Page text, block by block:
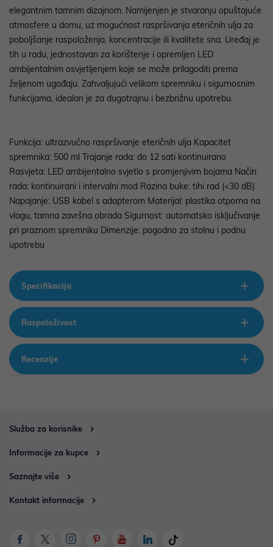
elegantnim tamnim dizajnom. Namijenjen je stvaranju opuštajuće
atmosfere u domu, uz mogućnost raspršivanja eteričnih ulja za
poboljšanje raspoloženja, koncentracije ili kvalitete sna. Uređaj je
tih u radu, jednostavan za korištenje i opremljen LED
ambijentalnim osvjetljenjem koje se može prilagoditi prema
željenom ugođaju. Zahvaljujući velikom spremniku i sigurnosnim
funkcijama, idealan je za dugotrajnu i bezbrižnu upotrebu.
Funkcija: ultrazvučno raspršivanje eteričnih ulja Kapacitet
spremnika: 500 ml Trajanje rada: do 12 sati kontinuirano
Rasvjeta: LED ambijentalno svjetlo s promjenjivim bojama Način
rada: kontinuirani i intervalni mod Razina buke: tihi rad (<30 dB)
Napajanje: USB kabel s adapterom Materijal: plastika otporna na
vlagu, tamna završna obrada Sigurnost: automatsko isključivanje
pri praznom spremniku Dimenzije: pogodno za stolnu i podnu
upotrebu
Specifikacija
Raspoloživost
Recenzije
Služba za korisnike
Informacije za kupce
Saznajte više
Kontakt informacije